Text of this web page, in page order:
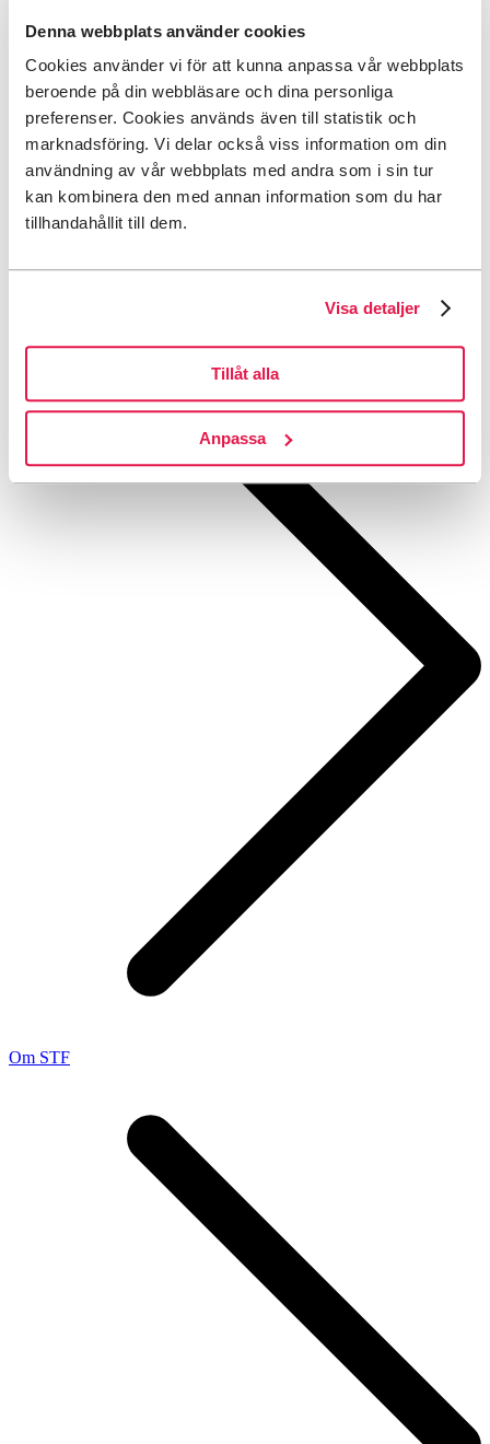
Denna webbplats använder cookies
Cookies använder vi för att kunna anpassa vår webbplats
beroende på din webbläsare och dina personliga
preferenser. Cookies används även till statistik och
marknadsföring. Vi delar också viss information om din
användning av vår webbplats med andra som i sin tur
kan kombinera den med annan information som du har
tillhandahållit till dem.
Visa detaljer
Tillåt alla
Anpassa
Sök
Tillbaka till menyn
Valt språk: Svenska
This page is not available in English. Go to theEnglish start page
(limited content)
Start
Om STF